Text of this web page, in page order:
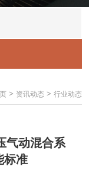
> 资讯动态 > 行业动态
气动混合系
标准